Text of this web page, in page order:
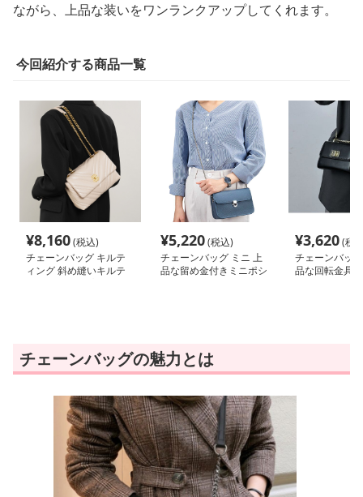
ながら、上品な装いをワンランクアップしてくれます。
今回紹介する商品一覧
¥8,160(税込)
チェーンバッグ キルテ
ィング 斜め縫いキルテ
¥5,220(税込)
チェーンバッグ ミニ 上
品な留め金付きミニポシ
¥3,620(税
チェーンバッ
品な回転金具
チェーンバッグの魅力とは